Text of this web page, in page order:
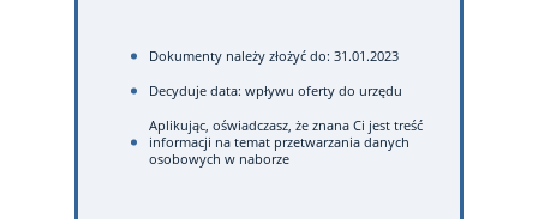
Dokumenty należy złożyć do: 31.01.2023
Decyduje data: wpływu oferty do urzędu
Aplikując, oświadczasz, że znana Ci jest treść
informacji na temat przetwarzania danych
osobowych w naborze